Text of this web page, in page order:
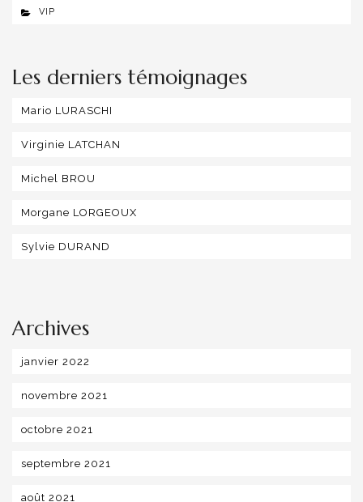
VIP
Les derniers témoignages
Mario LURASCHI
Virginie LATCHAN
Michel BROU
Morgane LORGEOUX
Sylvie DURAND
Archives
janvier 2022
novembre 2021
octobre 2021
septembre 2021
août 2021